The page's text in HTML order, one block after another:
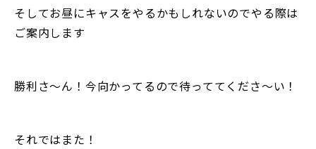
そしてお昼にキャスをやるかもしれないのでやる際は
ご案内します
勝利さ〜ん！今向かってるので待っててくださ〜い！
それではまた！